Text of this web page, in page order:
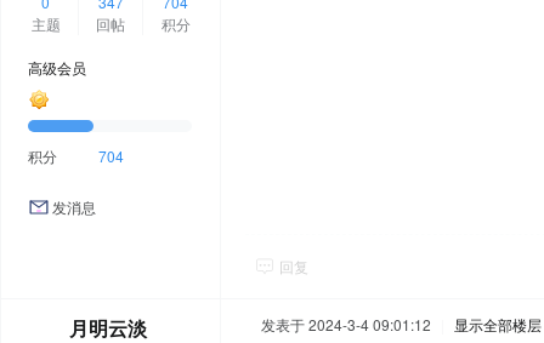
主题
回帖
积分
高级会员
积分 704
发消息
回复
月明云淡 发表于 2024-3-4 09:01:12 显示全部楼层